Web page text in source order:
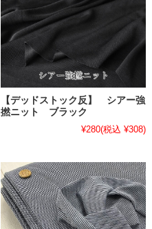
【デッドストック反】 シアー強
撚ニット ブラック
¥280(税込 ¥308)